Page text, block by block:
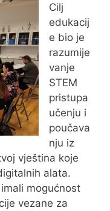
Cilj
edukacij
e bio je
razumije
vanje
STEM
pristupa
učenju i
poučava
nju iz
vještina koje
alata.
mogućnost
vezane za